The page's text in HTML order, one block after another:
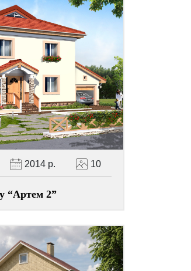
2014 р. 10
“Артем 2”